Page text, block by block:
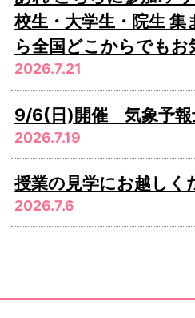
校生・大学生・院生
ら全国どこからでもお
2026.7.21
9/6(日)開催 気象予報
2026.7.19
授業の見学にお越しく
2026.7.6